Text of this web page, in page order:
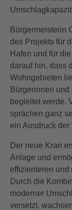
Bürgermeisterin
des Projekts für
Hafen und für
darauf hin, dass
Wohngebieten
Bürgerinnen
begleitet werde.
sprächen ganz
ein Ausdruck
Der neue Kran
Anlage und
effizienteren
Durch die
moderner
versetzt,